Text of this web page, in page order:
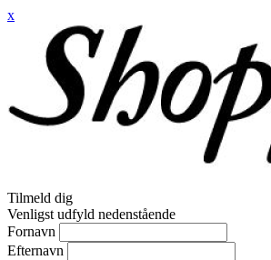
x
Tilmeld dig
Venligst udfyld nedenstående
Fornavn
Efternavn